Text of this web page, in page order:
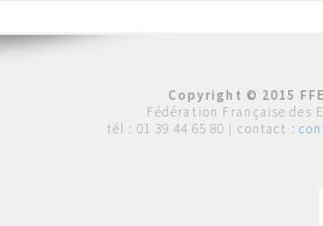
Copyright © 2015
Fédération Française des
tél : 01 39 44 65 80 | contact :